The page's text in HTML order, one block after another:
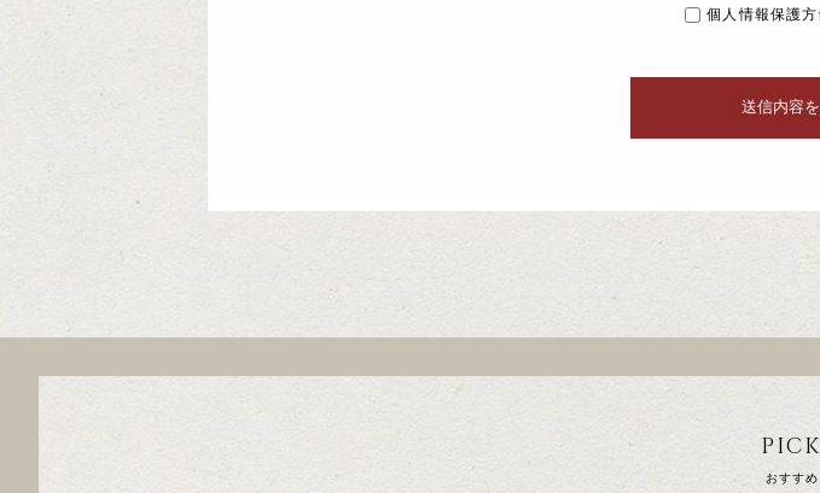
個人情報保護
おすす